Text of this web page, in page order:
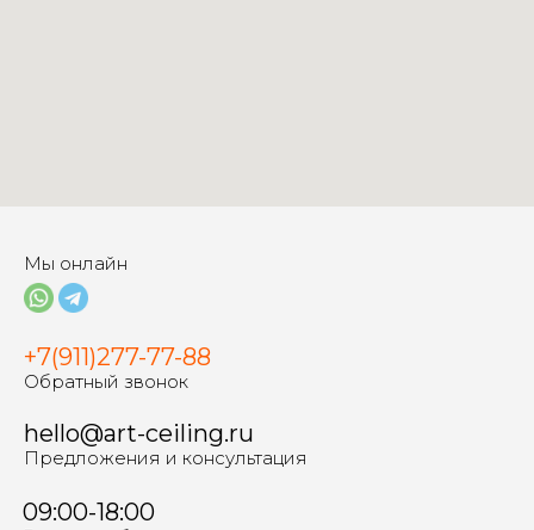
Обратный звонок
hello@art-ceiling.ru
Предложения и консультация
Мы онлайн
09:00-18:00
+7(911)277-77-88